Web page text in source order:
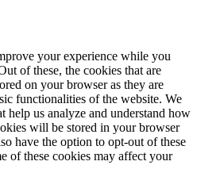
your experience while you
of these, the cookies that are
on your browser as they are
functionalities of the website. We
help us analyze and understand how
will be stored in your browser
have the option to opt-out of these
of these cookies may affect your